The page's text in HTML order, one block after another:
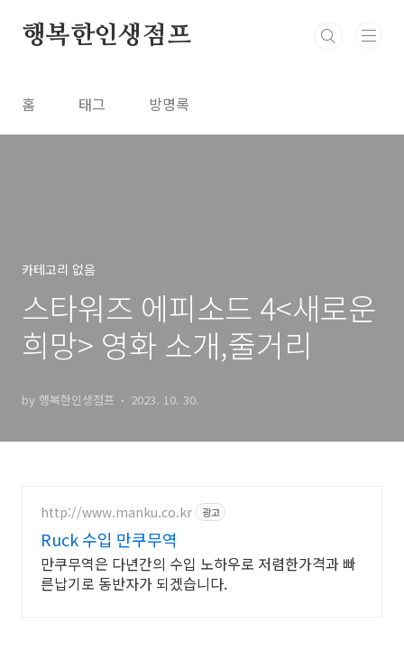
행복한인생점프
홈 태그 방명록
카테고리 없음
스타워즈 에피소드 4<새로운
희망> 영화 소개,줄거리
by 행복한인생점프 2023. 10. 30.
http://www.manku.co.kr 광고
Ruck 수입 만쿠무역
만쿠무역은 다년간의 수입 노하우로 저렴한가격과 빠
른납기로 동반자가 되겠습니다.